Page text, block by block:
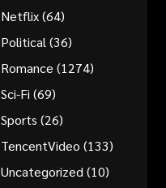
Netflix(64)
Political (36)
Romance (1274)
Sci-Fi (69)
Sports (26)
TencentVideo (133)
Uncategorized (10)